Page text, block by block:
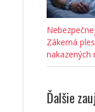
Zákerná
nakazených
Ďalšie